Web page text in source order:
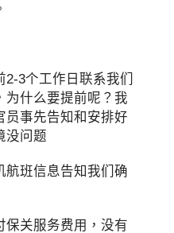
3个工作日联系我们
为什么要提前呢？我
员事先告知和安排好
没问题
班信息告知我们确
关服务费用，没有